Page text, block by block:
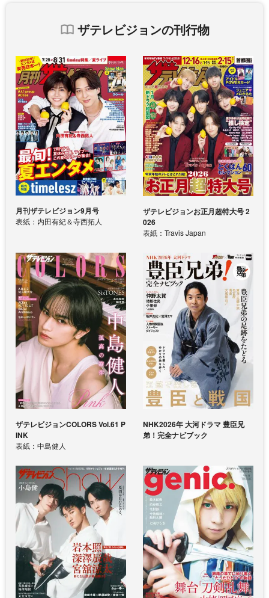
ザテレビジョンの刊行物
月刊ザテレビジョン9月号
表紙：内田有紀＆寺西拓人
ザテレビジョンお正月超特大号 2
026
表紙：Travis Japan
ザテレビジョンCOLORS Vol.61 P
INK
表紙：中島健人
NHK2026年 大河ドラマ 豊臣兄
弟！完全ナビブック